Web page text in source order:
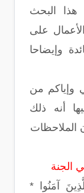
هذا البحث
على
وإيضاحا
وإياكم من
أنه ذلك
* قال تعالى : " وَضَرَبَ اللَّهُ مَثَلاً لِلَّذِينَ آمَنُوا